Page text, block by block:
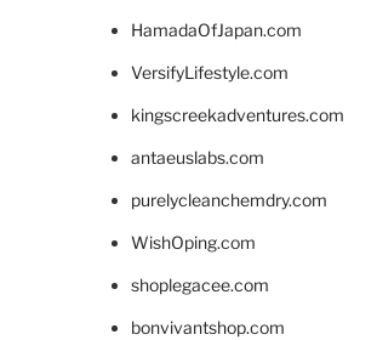
HamadaOfJapan.com
VersifyLifestyle.com
kingscreekadventures.com
antaeuslabs.com
purelycleanchemdry.com
WishOping.com
shoplegacee.com
bonvivantshop.com